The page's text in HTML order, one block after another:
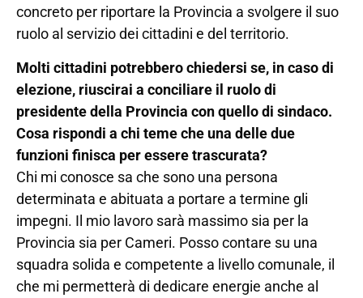
concreto per riportare la Provincia a svolgere il suo
ruolo al servizio dei cittadini e del territorio.
Molti cittadini potrebbero chiedersi se, in caso di
elezione, riuscirai a conciliare il ruolo di
presidente della Provincia con quello di sindaco.
Cosa rispondi a chi teme che una delle due
funzioni finisca per essere trascurata?
Chi mi conosce sa che sono una persona
determinata e abituata a portare a termine gli
impegni. Il mio lavoro sarà massimo sia per la
Provincia sia per Cameri. Posso contare su una
squadra solida e competente a livello comunale, il
che mi permetterà di dedicare energie anche al